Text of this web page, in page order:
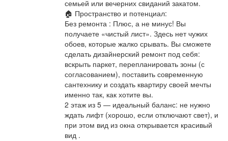
семьей или вечерних свиданий закатом.
🏠 Пространство и потенциал:
Без ремонта : Плюс, а не минус! Вы
получаете «чистый лист». Здесь нет чужих
обоев, которые жалко срывать. Вы сможете
сделать дизайнерский ремонт под себя:
вскрыть паркет, перепланировать зоны (с
согласованием), поставить современную
сантехнику и создать квартиру своей мечты
именно так, как хотите вы.
2 этаж из 5 — идеальный баланс: не нужно
ждать лифт (хорошо, если отключают свет), и
при этом вид из окна открывается красивый
вид .